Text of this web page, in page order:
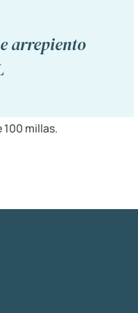
arrepiento
millas.